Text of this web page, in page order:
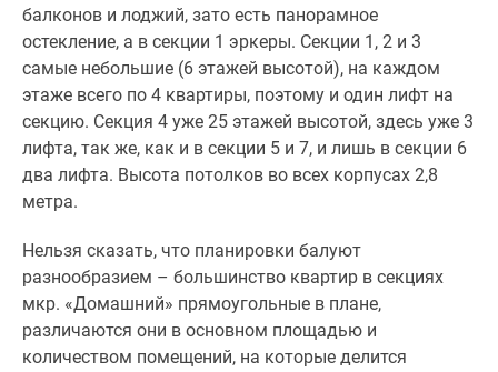
балконов и лоджий, зато есть панорамное
остекление, а в секции 1 эркеры. Секции 1, 2 и 3
самые небольшие (6 этажей высотой), на каждом
этаже всего по 4 квартиры, поэтому и один лифт на
секцию. Секция 4 уже 25 этажей высотой, здесь уже 3
лифта, так же, как и в секции 5 и 7, и лишь в секции 6
два лифта. Высота потолков во всех корпусах 2,8
метра.
Нельзя сказать, что планировки балуют
разнообразием – большинство квартир в секциях
мкр. «Домашний» прямоугольные в плане,
различаются они в основном площадью и
количеством помещений, на которые делится